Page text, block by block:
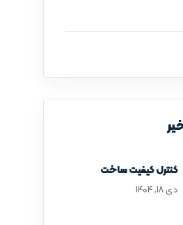
کنترل کیفیت ساخت
دی ۱۸, ۱۴۰۴